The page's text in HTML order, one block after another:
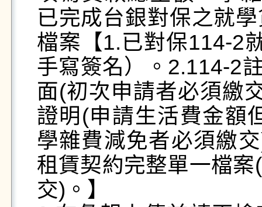
已完成台銀對保之就
檔案【1.已對保114-2
手寫簽名）。2.114-2
面(初次申請者必須繳
證明(申請生活費金額
學雜費減免者必須繳
租賃契約完整單一檔
交)。】